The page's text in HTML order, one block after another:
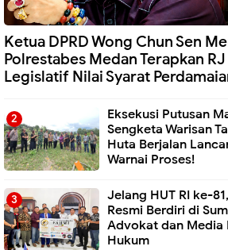
Ketua DPRD Wong Chun Sen
Polrestabes Medan Terapkan RJ
Legislatif Nilai Syarat
Eksekusi Putusan
Sengketa Warisan
Huta Berjalan
Warnai Proses!
Jelang HUT RI ke-
Resmi Berdiri di
Advokat dan Media
Hukum